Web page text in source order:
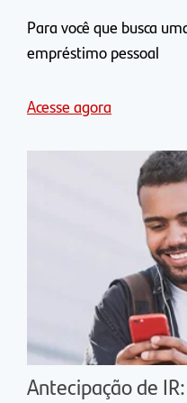
Para você que busca
empréstimo pessoal
Acesse agora
Antecipação de